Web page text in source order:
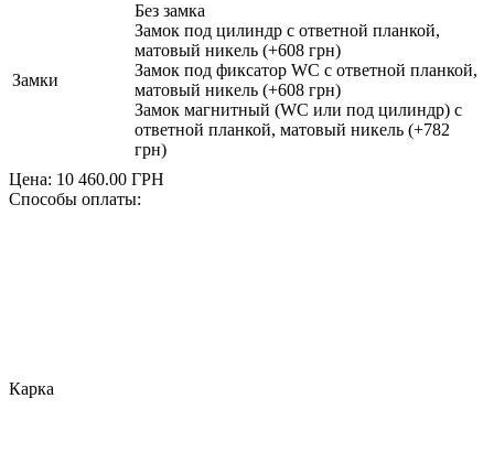
Замки
Без замка
Замок под цилиндр с ответной планкой,
матовый никель (+608 грн)
Замок под фиксатор WC с ответной планкой,
матовый никель (+608 грн)
Замок магнитный (WC или под цилиндр) с
ответной планкой, матовый никель (+782
грн)
Цена: 10 460.00 ГРН
Способы оплаты:
Карка